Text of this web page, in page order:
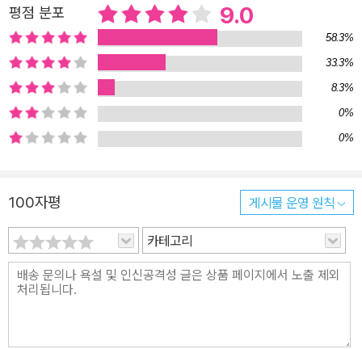
환상문학, 그리고 대중문화 전반에 끼친 러브크래프트의 영향은 실로
지대하다. 스티븐 킹, 클라이브 바커, 로버트 블로흐와 같은 저명한 공
포소설가들, 라틴아메리카 마술적 리얼리즘의 선구자 호르헤 루이스
보르헤스, 조지 마틴, 레이 브래드버리에 이르는 작가들을 비롯하여
앨런 무어, 닐 게이먼, 이토 준지, 기예르모 델 토로, 존 카펜터, 스튜
어트 고든에 이르기까지, 미술과 만화와 영화 장르의 장인들에게도
약하여 끊임없이 성장하고 재생산되는 문화적 ‘오픈 소스’로서의 생
명력을 획득했고, 크툴루를 비롯해 가상의 도시 아컴은 만화, 게임, 음
악 등의 서브컬처에서 무수히 변주되면서 그 자체로 살아 진화하는
공간이 되었다. 금지된 마법의 지식의 담긴 가상의 책 『네크로노미
콘』은 하버드 대학 도서관에서 열람 문의가 꾸준히 들어올 만큼 실존
평점 분포 9.0
58.3%
33.3%
8.3%
0%
0%
100자평 게시물 운영 원칙
카테고리